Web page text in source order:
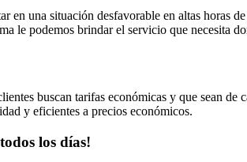
en una situación desfavorable en altas horas
le podemos brindar el servicio que necesita
buscan tarifas económicas y que sean de
y eficientes a precios económicos.
los días!